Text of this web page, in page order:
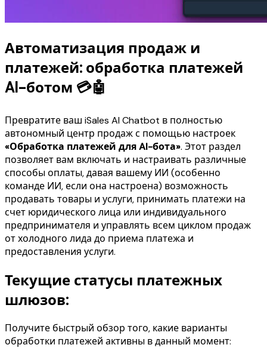
Автоматизация продаж и
платежей: обработка платежей
AI-ботом 💳🤖
Превратите ваш iSales AI Chatbot в полностью
автономный центр продаж с помощью настроек
«Обработка платежей для AI-бота». Этот раздел
позволяет вам включать и настраивать различные
способы оплаты, давая вашему ИИ (особенно
команде ИИ, если она настроена) возможность
продавать товары и услуги, принимать платежи на
счет юридического лица или индивидуального
предпринимателя и управлять всем циклом продаж
от холодного лида до приема платежа и
предоставления услуги.
Текущие статусы платежных
шлюзов:
Получите быстрый обзор того, какие варианты
обработки платежей активны в данный момент: